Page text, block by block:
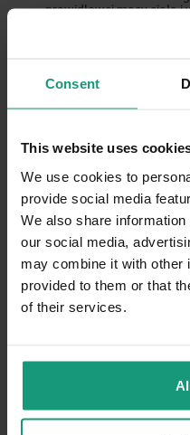
Consent
This website uses
We use cookies to
provide social media
We also share
our social media,
may combine it with other
provided to them or that
of their services.
prawidłowej masy ciała
Umyte
zróżnicowanej diety, ale z
Gruszki
Korzyści zdrowotne.
błonnik. Gruszki mogą
funkcjonowanie układu
niskokaloryczne.
Sposób podania.Należy
Częstotliwość podawania.
podawać okazjonalnie.
Jabłka
Korzyści zdrowotne.